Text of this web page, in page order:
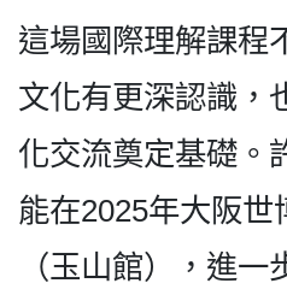
這場國際理解課程
文化有更深認識，
化交流奠定基礎。
能在2025年大阪世
（玉山館），進